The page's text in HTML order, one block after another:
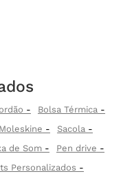
Bolsa Térmica
Moleskine
Sacola
de Som
Pen drive
Personalizados